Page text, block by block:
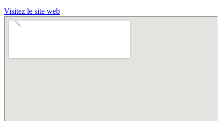
Visitez le site web